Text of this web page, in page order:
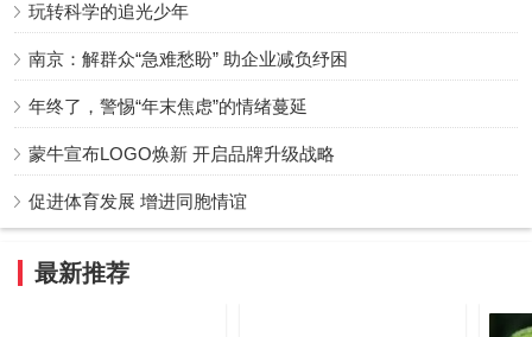
玩转科学的追光少年
南京：解群众“急难愁盼” 助企业减负纾困
年终了，警惕“年末焦虑”的情绪蔓延
蒙牛宣布LOGO焕新 开启品牌升级战略
促进体育发展 增进同胞情谊
最新推荐